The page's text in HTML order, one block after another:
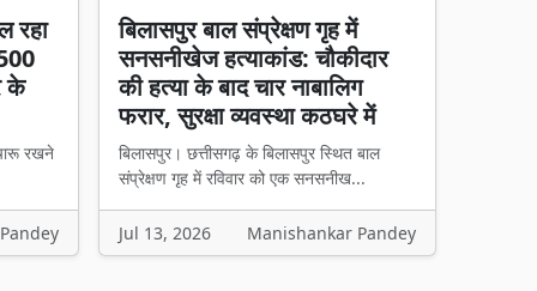
रहा
के
रखने
बिलासपुर बाल संप्रेक्षण गृह में
सनसनीखेज हत्याकांड: चौकीदार
की हत्या के बाद चार नाबालिग
फरार, सुरक्षा व्यवस्था कठघरे में
बिलासपुर। छत्तीसगढ़ के बिलासपुर स्थित बाल
संप्रेक्षण गृह में रविवार को एक सनसनीख...
Jul 13, 2026 Manishankar Pandey